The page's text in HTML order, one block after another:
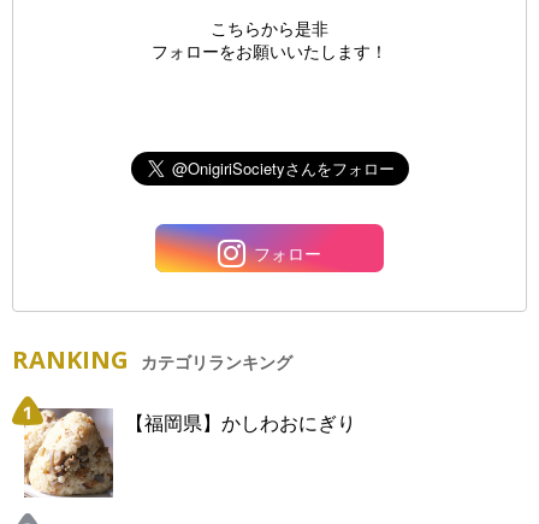
こちらから是非
フォローをお願いいたします！
フォロー
RANKING カテゴリランキング
【福岡県】かしわおにぎり